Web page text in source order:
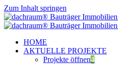
Zum Inhalt springen
HOME
AKTUELLE PROJEKTE
Projekte öffnen4